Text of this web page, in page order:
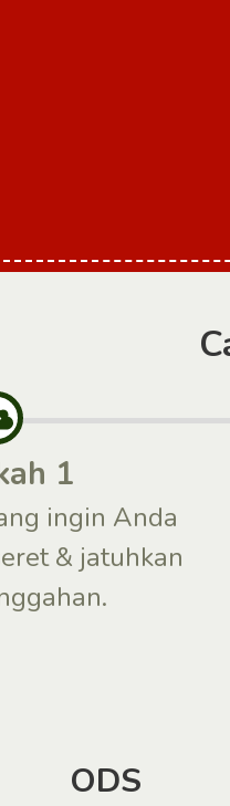
1
ingin Anda
& jatuhkan
ODS